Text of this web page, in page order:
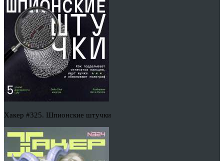
Хакер #325. Шпионские штучки